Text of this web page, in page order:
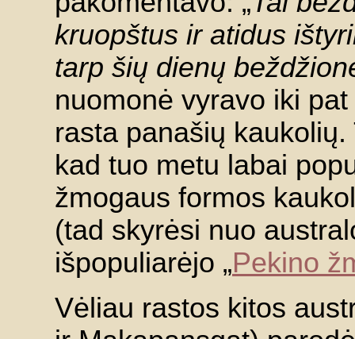
kruopštus ir atidus
tarp šių dienų
nuomonė vyravo iki
rasta panašių
kad tuo metu labai
žmogaus formos
(tad skyrėsi nuo
išpopuliarėjo „Pekino
Vėliau rastos kitos